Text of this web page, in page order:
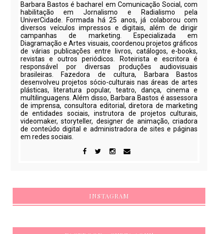
Barbara Bastos é bacharel em Comunicação Social, com
habilitação em Jornalismo e Radialismo pela
UniverCidade. Formada há 25 anos, já colaborou com
diversos veículos impressos e digitais, além de dirigir
campanhas de marketing. Especializada em
Diagramação e Artes visuais, coordenou projetos gráficos
de várias publicações entre livros, catálogos, e-books,
revistas e outros periódicos. Roteirista e escritora é
responsável por diversas produções audiovisuais
brasileiras. Fazedora de cultura, Barbara Bastos
desenvolveu projetos sócio-culturais nas áreas de artes
plásticas, literatura popular, teatro, dança, cinema e
multilinguagens. Além disso, Barbara Bastos é assessora
de imprensa, consultora editorial, diretora de marketing
de entidades sociais, instrutora de projetos culturais,
videomaker, storyteller, designer de animação, criadora
de conteúdo digital e administradora de sites e páginas
em redes sociais.
INSTAGRAM